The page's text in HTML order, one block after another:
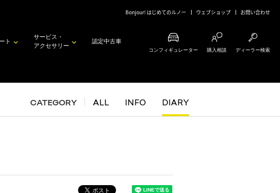
Bonjour! はじめてのルノー ウェブショップ お問い合わせ
ト
サービス・
アクセサリー
認定中古車
コンフィギュレーター 購入相談 ディーラー検索
CATEGORY ALL INFO DIARY